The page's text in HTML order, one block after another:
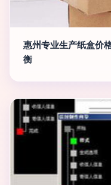
惠州专业生产纸盒价
衡